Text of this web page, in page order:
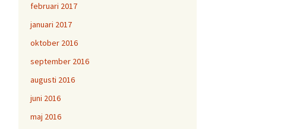
februari 2017
januari 2017
oktober 2016
september 2016
augusti 2016
juni 2016
maj 2016